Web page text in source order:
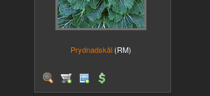
Prydnadskål (RM)